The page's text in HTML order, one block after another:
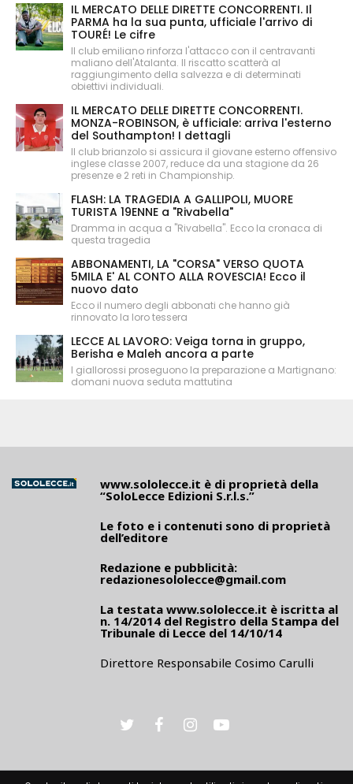
IL MERCATO DELLE DIRETTE CONCORRENTI. Il
PARMA ha la sua punta, ufficiale l'arrivo di
TOURÉ! Le cifre
Il club emiliano rinforza l'attacco con il centravanti
maliano dell'Atalanta. Il riscatto scatterà al
raggiungimento della salvezza e di determinati
obiettivi individuali.
IL MERCATO DELLE DIRETTE CONCORRENTI.
MONZA-ROBINSON, è ufficiale: arriva l'esterno
del Southampton! I dettagli
Il club brianzolo si assicura il giovane esterno offensivo
inglese classe 2007, reduce da una stagione da 26
presenze e 2 reti in Championship.
FLASH: LA TRAGEDIA A GALLIPOLI, MUORE
TURISTA 19ENNE a "Rivabella"
Dramma in acqua a "Rivabella". Ecco la cronaca di
questa tragedia
ABBONAMENTI, LA "CORSA" VERSO QUOTA
5MILA E' AL CONTO ALLA ROVESCIA! Ecco il
nuovo dato
Ecco il numero degli abbonati che hanno già
rinnovato la loro tessera
LECCE AL LAVORO: Veiga torna in gruppo,
Berisha e Maleh ancora a parte
I giallorossi proseguono la preparazione a Martignano:
domani nuova seduta mattutina
www.sololecce.it è di proprietà della
“SoloLecce Edizioni S.r.l.s.”
Le foto e i contenuti sono di proprietà
dell’editore
Redazione e pubblicità:
redazionesololecce@gmail.com
La testata www.sololecce.it è iscritta al
n. 14/2014 del Registro della Stampa del
Tribunale di Lecce del 14/10/14
Direttore Responsabile Cosimo Carulli